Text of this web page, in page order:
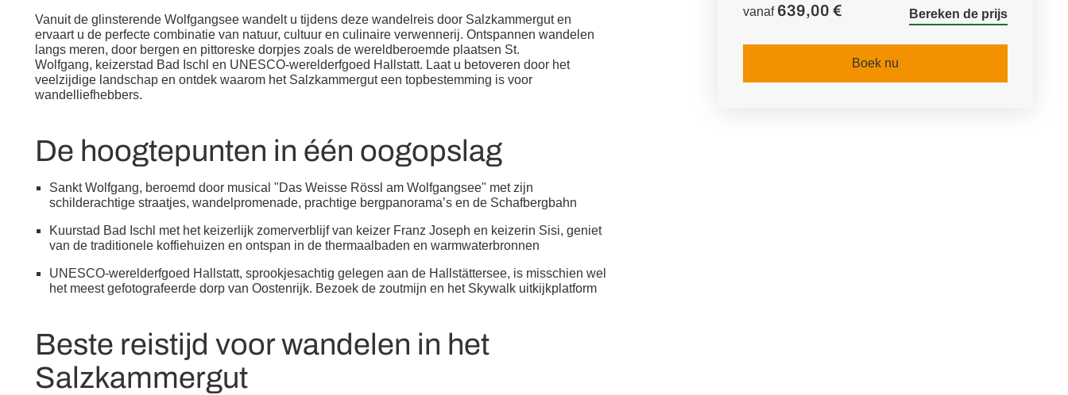
Vanuit de glinsterende Wolfgangsee wandelt u tijdens deze wandelreis door Salzkammergut en
ervaart u de perfecte combinatie van natuur, cultuur en culinaire verwennerij. Ontspannen wandelen
langs meren, door bergen en pittoreske dorpjes zoals de wereldberoemde plaatsen St.
Wolfgang, keizerstad Bad Ischl en UNESCO-werelderfgoed Hallstatt. Laat u betoveren door het
veelzijdige landschap en ontdek waarom het Salzkammergut een topbestemming is voor
wandelliefhebbers.
De hoogtepunten in één oogopslag
Sankt Wolfgang, beroemd door musical "Das Weisse Rössl am Wolfgangsee" met zijn
schilderachtige straatjes, wandelpromenade, prachtige bergpanorama’s en de Schafbergbahn
Kuurstad Bad Ischl met het keizerlijk zomerverblijf van keizer Franz Joseph en keizerin Sisi, geniet
van de traditionele koffiehuizen en ontspan in de thermaalbaden en warmwaterbronnen
UNESCO-werelderfgoed Hallstatt, sprookjesachtig gelegen aan de Hallstättersee, is misschien wel
het meest gefotografeerde dorp van Oostenrijk. Bezoek de zoutmijn en het Skywalk uitkijkplatform
Beste reistijd voor wandelen in het
Salzkammergut
vanaf 639,00 € Bereken de prijs
Boek nu